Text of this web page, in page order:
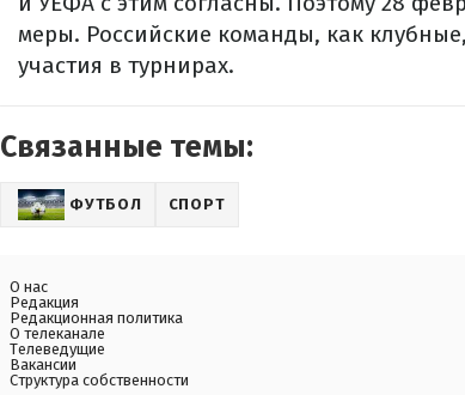
меры. Российские команды, как
участия в турнирах.
Связанные темы:
ФУТБОЛ СПОРТ
О нас
Редакция
Редакционная политика
О телеканале
Телеведущие
Вакансии
Структура собственности